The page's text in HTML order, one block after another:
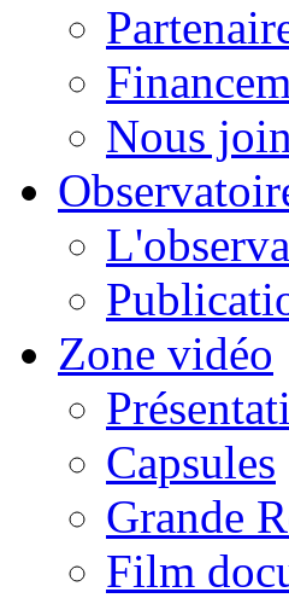
Nous
Zone vidéo
Capsules
Grande
Film